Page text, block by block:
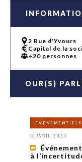
2 Rue d'Yvours
Capital de la
+20 personnes
OUR(S)
ÉVÉNEMENTIELS
11 AVRIL 2023
à